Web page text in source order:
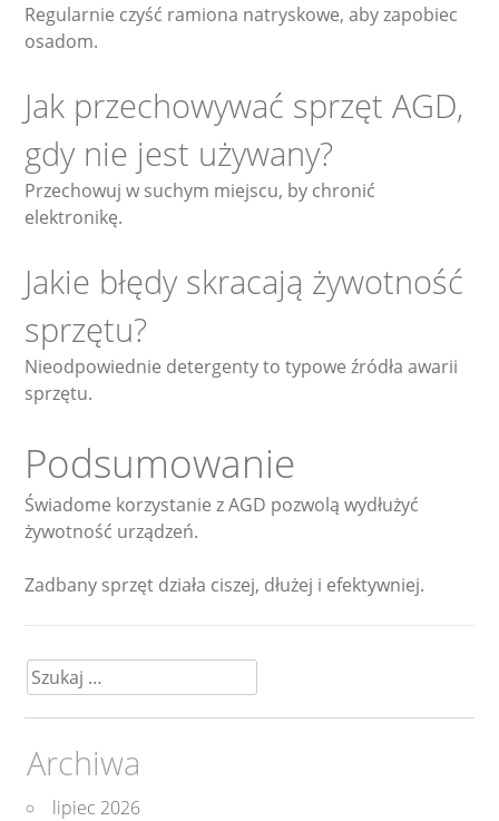
Regularnie czyść ramiona natryskowe, aby zapobiec
osadom.
Jak przechowywać sprzęt AGD,
gdy nie jest używany?
Przechowuj w suchym miejscu, by chronić
elektronikę.
Jakie błędy skracają żywotność
sprzętu?
Nieodpowiednie detergenty to typowe źródła awarii
sprzętu.
Podsumowanie
Świadome korzystanie z AGD pozwolą wydłużyć
żywotność urządzeń.
Zadbany sprzęt działa ciszej, dłużej i efektywniej.
Szukaj:
Archiwa
lipiec 2026